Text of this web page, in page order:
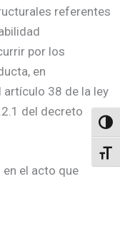
referentes
por los
en
38 de la ley
del decreto
el acto que